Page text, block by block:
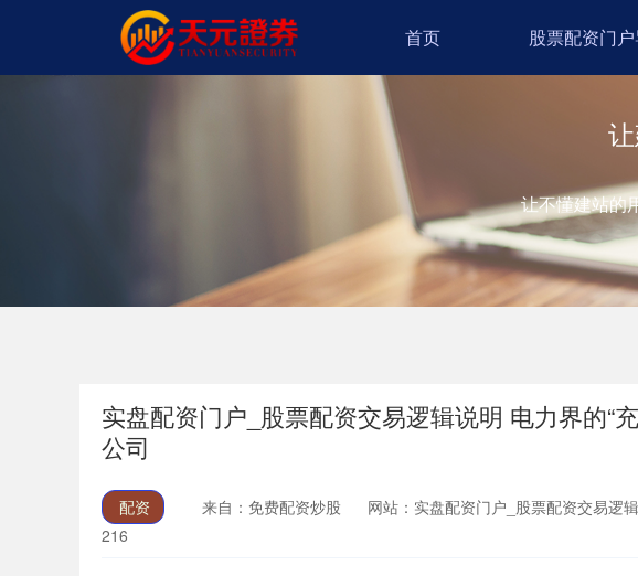
首页 股票配资门
让不懂建站的
实盘配资门户_股票配资交易逻辑说明 电力界的“
公司
配资 来自：免费配资炒股 网站：实盘配资门户_股票配资交易逻
216